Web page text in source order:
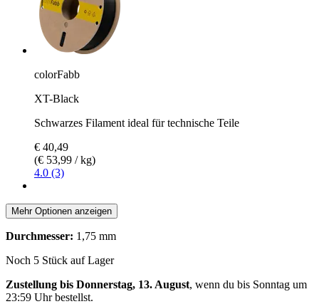
colorFabb
XT-Black
Schwarzes Filament ideal für technische Teile
€ 40,49
(€ 53,99 / kg)
4.0 (3)
Mehr Optionen anzeigen
Durchmesser: 1,75 mm
Noch 5 Stück auf Lager
Zustellung bis Donnerstag, 13. August, wenn du bis Sonntag um
23:59 Uhrbestellst.